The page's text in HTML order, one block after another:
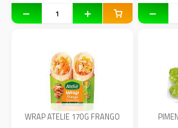
WRAP ATELIE 170G FRANGO